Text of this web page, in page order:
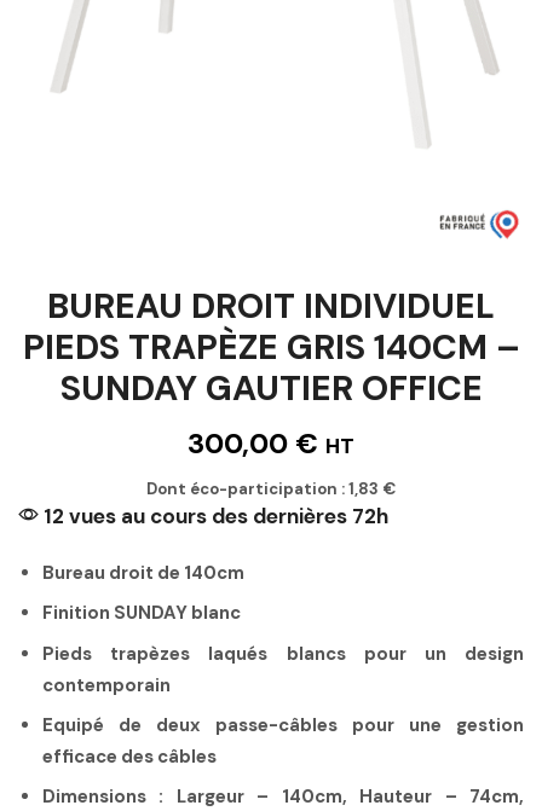
BUREAU DROIT INDIVIDUEL
PIEDS TRAPÈZE GRIS 140CM –
SUNDAY GAUTIER OFFICE
300,00 € HT
Dont éco-participation :1,83 €
12 vues au cours des dernières 72h
Bureau droit de 140cm
Finition SUNDAY blanc
Pieds trapèzes laqués blancs pour un design
contemporain
Equipé de deux passe-câbles pour une gestion
efficace des câbles
Dimensions : Largeur – 140cm, Hauteur – 74cm,